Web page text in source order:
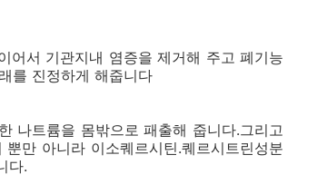
어서 기관지내 염증을 제거해 주고 폐기능
를 진정하게 해줍니다
나트륨을 몸밖으로 패출해 줍니다.그리고
만 아니라 이소퀘르시틴.퀘르시트린성분
다.